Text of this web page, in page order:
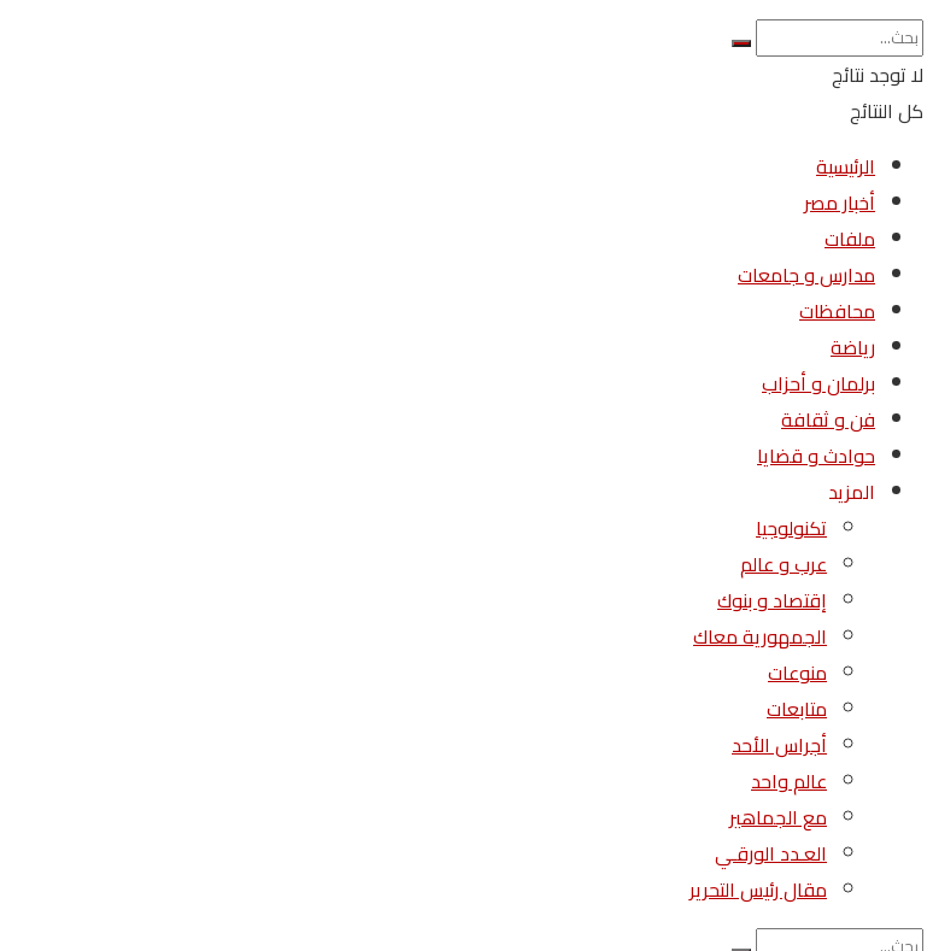
لا توجد نتائج
كل النتائج
الرئيسية
أخبار مصر
ملفات
مدارس و جامعات
محافظات
رياضة
برلمان و أحزاب
فن و ثقافة
حوادث و قضايا
المزيد
تكنولوجيا
عرب و عالم
إقتصاد و بنوك
الجمهورية معاك
منوعات
متابعات
أجراس الأحد
عالم واحد
مع الجماهير
العـدد الورقـي
مقال رئيس التحرير